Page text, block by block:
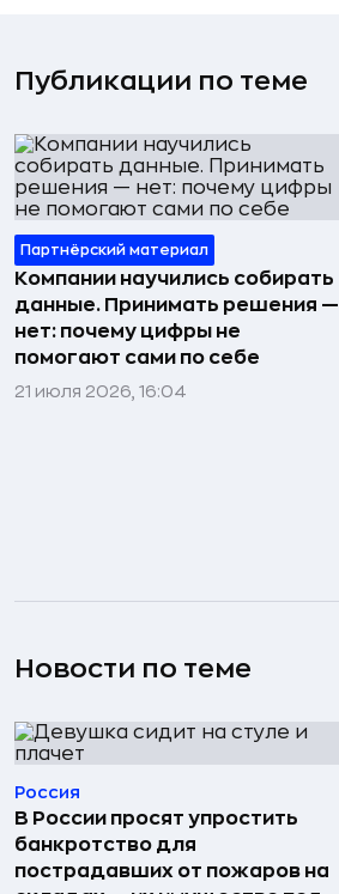
Публикации по теме
Партнёрский материал
Компании научились собирать
данные. Принимать решения —
нет: почему цифры не
помогают сами по себе
21 июля 2026, 16:04
Новости по теме
Россия
В России просят упростить
банкротство для
пострадавших от пожаров на